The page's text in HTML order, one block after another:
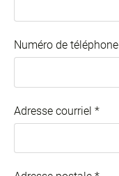
Numéro de téléphone
Adresse courriel *